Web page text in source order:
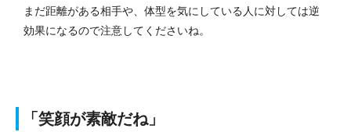
まだ距離がある相手や、体型を気にしている人に対しては逆
効果になるので注意してくださいね。
「笑顔が素敵だね」